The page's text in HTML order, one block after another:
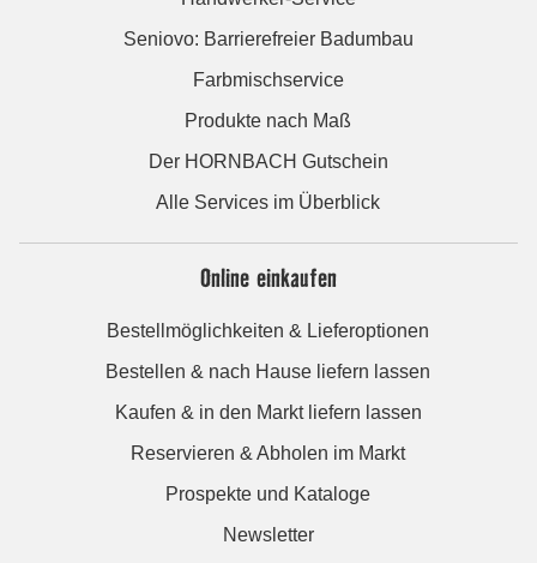
Seniovo: Barrierefreier Badumbau
Farbmischservice
Produkte nach Maß
Der HORNBACH Gutschein
Alle Services im Überblick
Online einkaufen
Bestellmöglichkeiten & Lieferoptionen
Bestellen & nach Hause liefern lassen
Kaufen & in den Markt liefern lassen
Reservieren & Abholen im Markt
Prospekte und Kataloge
Newsletter